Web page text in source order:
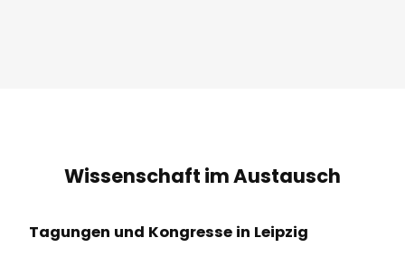
Wissenschaft im Austausch
Tagungen und Kongresse in Leipzig